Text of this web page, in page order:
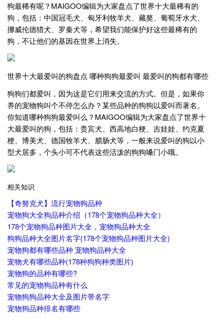
狗最稀有呢？MAIGOO编辑为大家盘点了世界十大最稀有的
狗，包括：中国冠毛犬、匈牙利牧羊犬、藏獒、葡萄牙水犬、
挪威伦德猎犬、罗秦犬等，希望我们能保护好这些最稀有的
狗，不让他们的基因在世界上消失。
世界十大最爱叫的狗盘点 哪种狗狗最爱叫 最爱叫的狗都有哪些
狗狗们都爱叫，因为这是它们用来交流的方式。但是，如果你
养的宠物狗叫个不停怎么办？某些品种的狗狗以爱叫而著名。
你知道哪种狗狗最爱叫么？MAIGOO编辑为大家盘点了世界十
大最爱叫的狗，包括：贵宾犬、西高地白梗、吉娃娃、约克夏
梗、博美犬、德国牧羊犬、腊肠犬等，一般来说爱叫的狗以小
型犬居多，个头小可不代表这些活泼的狗狗嗓门小哦。
相关知识
【奇努克犬】流行宠物狗品种
宠物狗大全狗品种介绍（178个宠物狗品种大全）
178个宠物狗品种图片大全，宠物狗品种大全
狗狗品种大全图片名字(178个宠物狗品种图片大全)
宠物狗都有哪些品种 宠物狗品种大全
宠物犬有哪些品种(178种狗狗种类图片)
宠物狗的品种有哪些?
常见的宠物狗品种有什么
宠物狗狗品种大全及图片带名字
宠物狗品种排名有哪些